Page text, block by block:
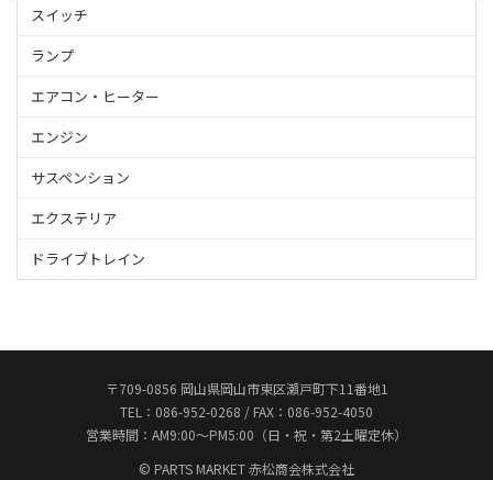
スイッチ
ランプ
エアコン・ヒーター
エンジン
サスペンション
エクステリア
ドライブトレイン
〒709-0856 岡山県岡山市東区瀬戸町下11番地1
TEL：086-952-0268 / FAX：086-952-4050
営業時間：AM9:00〜PM5:00（日・祝・第2土曜定休）
© PARTS MARKET 赤松商会株式会社